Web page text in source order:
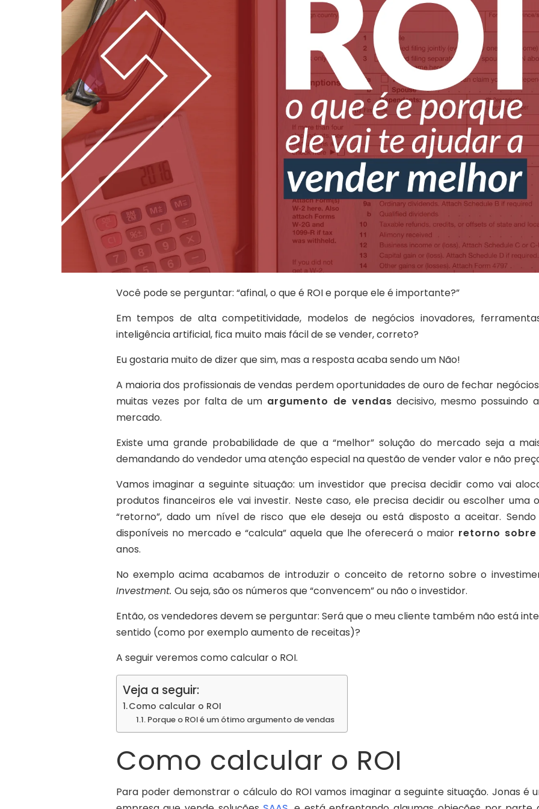
Você pode se perguntar: “afinal, o que é ROI e porque ele é importante?”
Em tempos de alta competitividade, modelos de negócios inovadores,
inteligência artificial, fica muito mais fácil de se vender, correto?
Eu gostaria muito de dizer que sim, mas a resposta acaba sendo um Não!
A maioria dos profissionais de vendas perdem oportunidades de ouro de fechar
muitas vezes por falta de um argumento de vendas decisivo, mesmo possuindo
mercado.
Existe uma grande probabilidade de que a “melhor” solução do mercado seja a
demandando do vendedor uma atenção especial na questão de vender valor e não
Vamos imaginar a seguinte situação: um investidor que precisa decidir como vai
produtos financeiros ele vai investir. Neste caso, ele precisa decidir ou escolher
“retorno”, dado um nível de risco que ele deseja ou está disposto a aceitar.
disponíveis no mercado e “calcula” aquela que lhe oferecerá o maior retorno
anos.
No exemplo acima acabamos de introduzir o conceito de retorno sobre o
Investment. Ou seja, são os números que “convencem” ou não o investidor.
Então, os vendedores devem se perguntar: Será que o meu cliente também não está
sentido (como por exemplo aumento de receitas)?
A seguir veremos como calcular o ROI.
Veja a seguir:
Como calcular o ROI
Porque o ROI é um ótimo argumento de vendas
Como calcular o ROI
Para poder demonstrar o cálculo do ROI vamos imaginar a seguinte situação. Jonas é